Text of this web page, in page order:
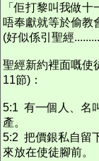
「佢打黎叫我做
唔奉獻就等於偷教
(好似係引聖經
聖經新約裡面嘅使
11節)：
5:1 有一個人、名
產。
5:2 把價銀私自留
來放在使徒腳前。